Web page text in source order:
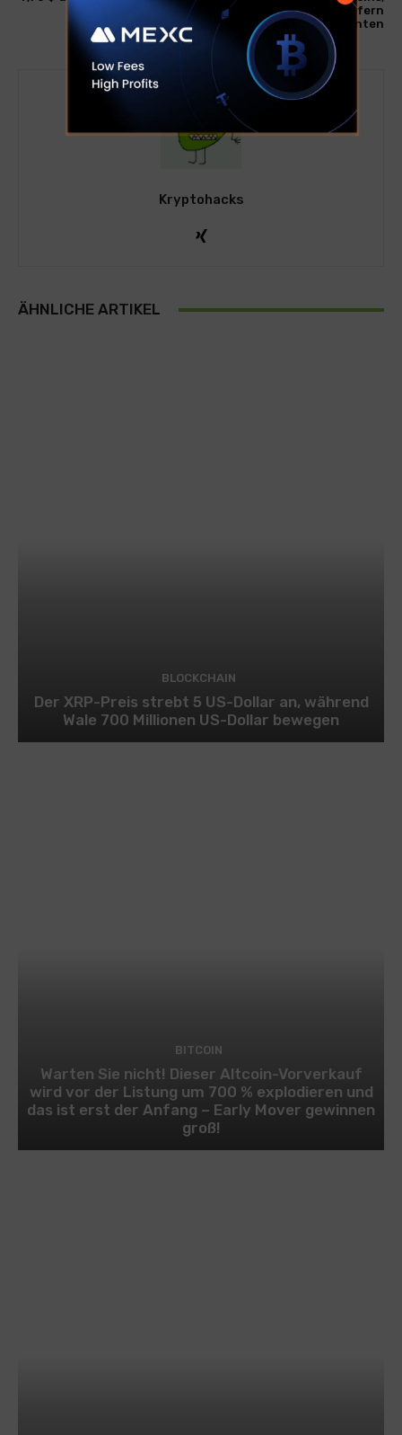
die größere Renditen liefern
könnten
Kryptohacks
ÄHNLICHE ARTIKEL
BLOCKCHAIN
Der XRP-Preis strebt 5 US-Dollar an, während
Wale 700 Millionen US-Dollar bewegen
BITCOIN
Warten Sie nicht! Dieser Altcoin-Vorverkauf
wird vor der Listung um 700 % explodieren und
das ist erst der Anfang – Early Mover gewinnen
groß!